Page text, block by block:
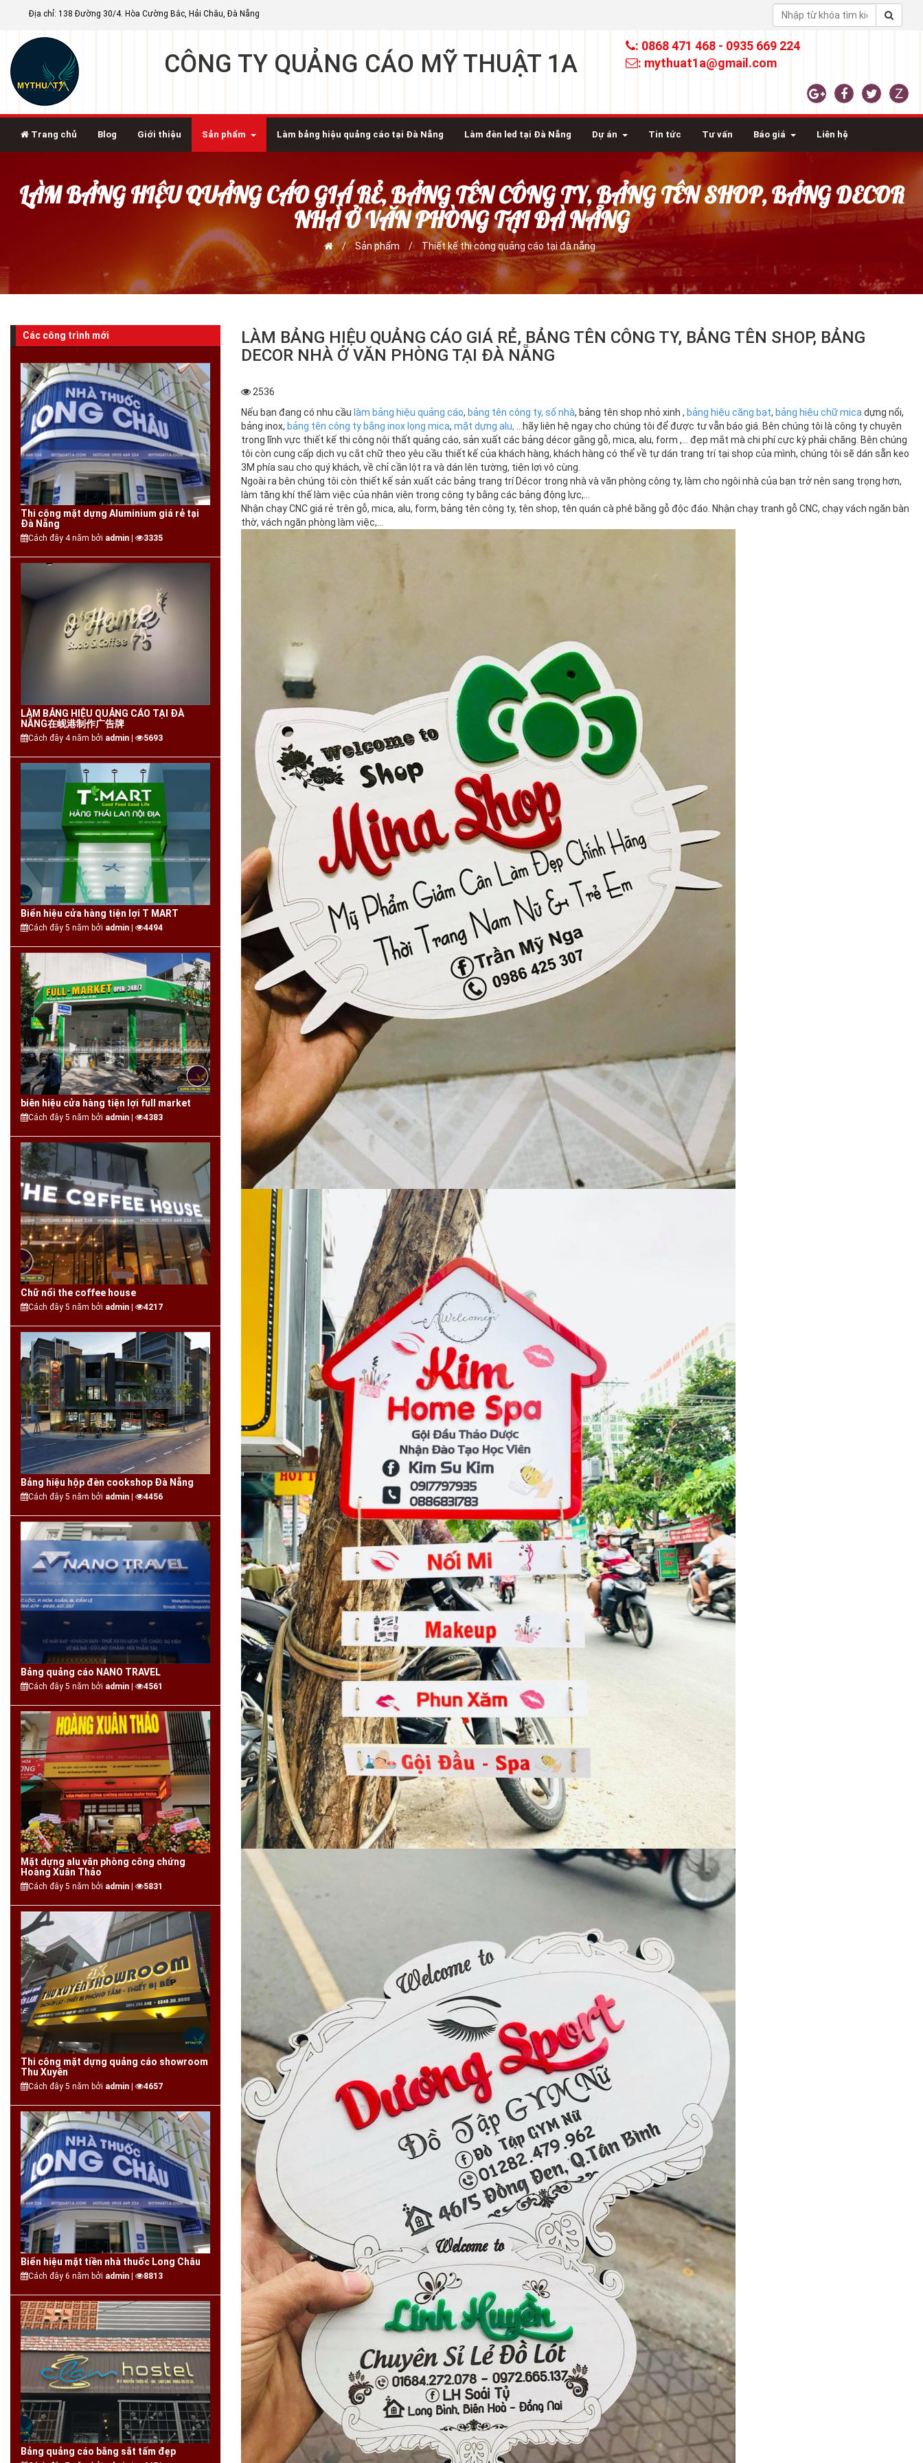
Địa chỉ: 138 Đường 30/4. Hòa Cường Bắc, Hải Châu, Đà Nẵng
CÔNG TY QUẢNG CÁO MỸ THUẬT 1A
: 0868 471 468 - 0935 669 224
: mythuat1a@gmail.com
Trang chủ Blog Giới thiệu Sản phẩm Làm bảng hiệu quảng cáo tại Đà Nẵng Làm đèn led tại Đà Nẵng Dự án Tin tức Tư vấn Báo giá Liên hệ
LÀM BẢNG HIỆU QUẢNG CÁO GIÁ RẺ, BẢNG TÊN CÔNG TY, BẢNG TÊN SHOP, BẢNG DECOR
NHÀ Ở VĂN PHÒNG TẠI ĐÀ NẴNG
/ Sản phẩm / Thiết kế thi công quảng cáo tại đà nẵng
Các công trình mới
Thi công mặt dựng Aluminium giá rẻ tại
Đà Nẵng
Cách đây 4 năm bởi admin | 3335
LÀM BẢNG HIỆU QUẢNG CÁO TẠI ĐÀ
NẴNG在岘港制作广告牌
Cách đây 4 năm bởi admin | 5693
Biển hiệu cửa hàng tiện lợi T MART
Cách đây 5 năm bởi admin | 4494
biên hiệu cửa hàng tiện lợi full market
Cách đây 5 năm bởi admin | 4383
Chữ nổi the coffee house
Cách đây 5 năm bởi admin | 4217
Bảng hiệu hộp đèn cookshop Đà Nẵng
Cách đây 5 năm bởi admin | 4456
Bảng quảng cáo NANO TRAVEL
Cách đây 5 năm bởi admin | 4561
Mặt dựng alu văn phòng công chứng
Hoàng Xuân Thảo
Cách đây 5 năm bởi admin | 5831
Thi công mặt dựng quảng cáo showroom
Thu Xuyên
Cách đây 5 năm bởi admin | 4657
Biển hiệu mặt tiền nhà thuốc Long Châu
Cách đây 6 năm bởi admin | 8813
Bảng quảng cáo bằng sắt tấm đẹp
LÀM BẢNG HIỆU QUẢNG CÁO GIÁ RẺ, BẢNG TÊN CÔNG TY, BẢNG TÊN SHOP, BẢNG
DECOR NHÀ Ở VĂN PHÒNG TẠI ĐÀ NẴNG
2536
Nếu bạn đang có nhu cầu làm bảng hiệu quảng cáo, bảng tên công ty, số nhà, bảng tên shop nhỏ xinh , bảng hiệu căng bạt, bảng hiệu chữ mica dựng nổi,
bảng inox, bảng tên công ty bằng inox lọng mica, mặt dựng alu,
…hãy liên hệ ngay cho chúng tôi để được tư vẫn báo giá. Bên chúng tôi là công ty chuyên
trong lĩnh vực thiết kế thi công nội thất quảng cáo, sản xuất các bảng décor gằng gỗ, mica, alu, form ,… đẹp mắt mà chi phí cực kỳ phải chăng. Bên chúng
tôi còn cung cấp dịch vụ cắt chữ theo yêu cầu thiết kế của khách hàng, khách hàng có thể về tự dán trang trí tại shop của mình, chúng tôi sẽ dán sẵn keo
3M phía sau cho quý khách, về chỉ cần lột ra và dán lên tường, tiện lợi vô cùng.
Ngoài ra bên chúng tôi còn thiết kế sản xuất các bảng trang trí Décor trong nhà và văn phòng công ty, làm cho ngôi nhà của bạn trở nên sang trọng hơn,
làm tăng khí thế làm việc của nhân viên trong công ty bằng các bảng động lực,…
Nhận chạy CNC giá rẻ trên gỗ, mica, alu, form, bảng tên công ty, tên shop, tên quán cà phê bằng gỗ độc đáo. Nhận chạy tranh gỗ CNC, chạy vách ngăn bàn
thờ, vách ngăn phòng làm việc,…